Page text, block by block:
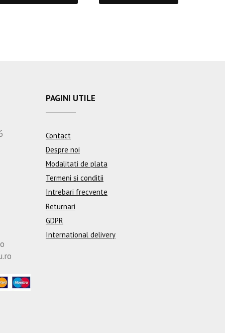
PAGINI UTILE
Contact
Despre noi
Modalitati de plata
Termeni si conditii
Intrebari frecvente
Returnari
GDPR
International delivery